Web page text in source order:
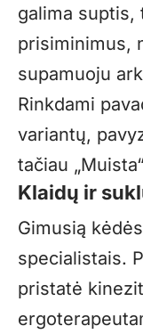
galima suptis,
prisiminimus,
supamuoju
Rinkdami
variantų,
tačiau
Klaidų ir
Gimusią
specialistais.
pristatė